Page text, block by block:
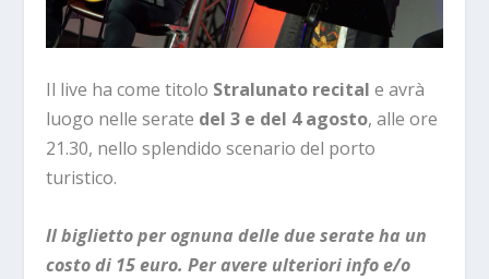
Il live ha come titolo Stralunato recital e avrà
luogo nelle serate del 3 e del 4 agosto, alle ore
21.30, nello splendido scenario del porto
turistico.
Il biglietto per ognuna delle due serate ha un
costo di 15 euro. Per avere ulteriori info e/o